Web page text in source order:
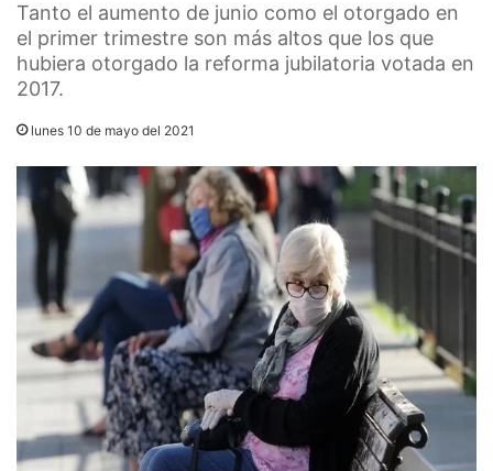
Tanto el aumento de junio como el otorgado en
el primer trimestre son más altos que los que
hubiera otorgado la reforma jubilatoria votada en
2017.
lunes 10 de mayo del 2021